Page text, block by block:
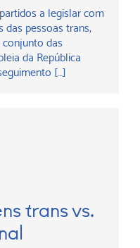
a legislar com
das pessoas trans,
conjunto das
da República
[…]
trans vs.